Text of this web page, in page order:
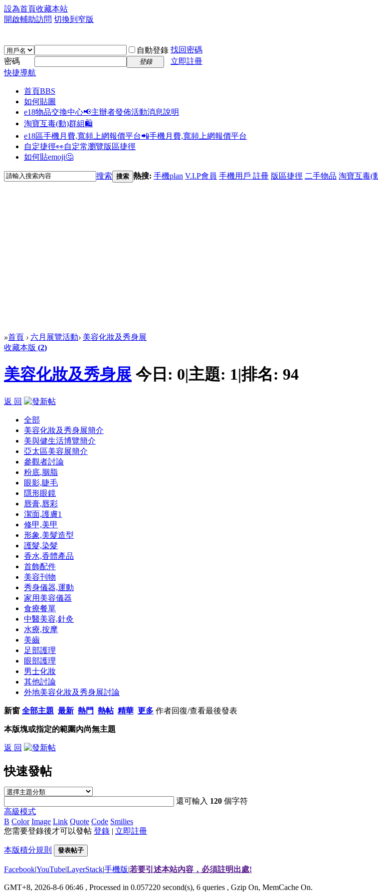
設為首頁收藏本站
開啟輔助訪問 切換到窄版
自動登錄 找回密碼
密碼
登錄
立即註冊
快捷導航
首頁BBS
如何貼圖
e18物品交換中心📢主辦者發佈活動消息說明
淘寶互毒(動)群組🛍️
e18區手機月費,寬頻上網報價平台📲手機月費,寬頻上網報價平台
自定捷徑👀自定常瀏覽版區捷徑
如何貼emoji🤔
搜索 搜索 熱搜: 手機plan V.I.P會員 手機用戶 註冊 版區捷徑 二手物品 淘寶互毒(
»首頁 › 六月展覽活動› 美容化妝及秀身展
收藏本版 (2)
美容化妝及秀身展 今日: 0|主題: 1|排名: 94
返 回
全部
美容化妝及秀身展簡介
美與健生活博覽簡介
亞太區美容展簡介
參觀者討論
粉底,胭脂
眼影,睫毛
隱形眼鏡
唇膏,唇彩
潔面,護膚1
修甲,美甲
形象,美髮造型
護髮,染髮
香水,香體產品
首飾配件
美容刊物
秀身儀器,運動
家用美容儀器
食療餐單
中醫美容,針灸
水療,按摩
美齒
足部護理
眼部護理
男士化妝
其他討論
外地美容化妝及秀身展討論
新窗 全部主題 最新 熱門 熱帖 精華 更多 作者回復/查看最後發表
本版塊或指定的範圍內尚無主題
返 回
快速發帖
還可輸入 120 個字符
高級模式
B Color Image Link Quote Code Smilies
您需要登錄後才可以發帖 登錄 | 立即註冊
本版積分規則 發表帖子
Facebook|YouTube|LayerStack|手機版|若要引述本站內容，必須註明出處!
GMT+8, 2026-8-6 06:46 , Processed in 0.057220 second(s), 6 queries , Gzip On, MemCache On.